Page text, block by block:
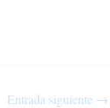
Entrada siguiente →